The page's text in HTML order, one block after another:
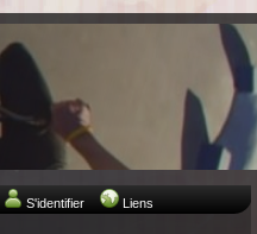
S'identifier Liens